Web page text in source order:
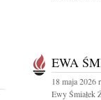
EWA
18 maja 2026
Ewy Śmiałek